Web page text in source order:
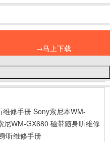
→马上下载
维修手册 Sony索尼本WM-
尼WM-GX680 磁带随身听维修
听维修手册